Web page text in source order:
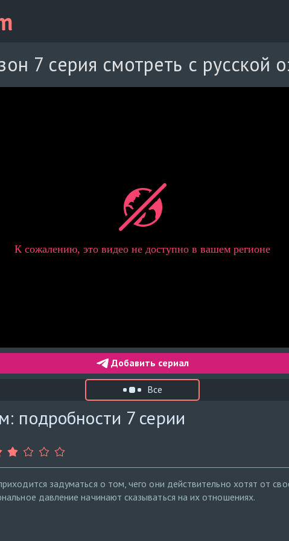
7 серия смотреть с русской
Добавить сериал
Все
подробности 7 серии
задуматься о том, чего они действительно хотят от
давление начинают сказываться на их отношениях.